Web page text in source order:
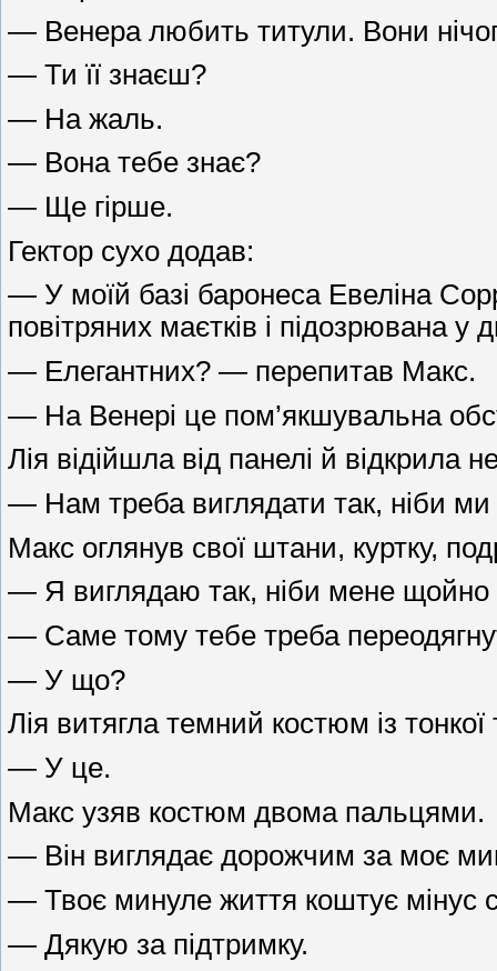
— Венера любить титули. Вони
— Ти її знаєш?
— На жаль.
— Вона тебе знає?
— Ще гірше.
Гектор сухо додав:
— У моїй базі баронеса Евеліна
повітряних маєтків і підозрювана у
— Елегантних? — перепитав Макс.
— На Венері це пом’якшувальна
Лія відійшла від панелі й відкрила
— Нам треба виглядати так, ніби ми
Макс оглянув свої штани, куртку,
— Я виглядаю так, ніби мене щойно
— Саме тому тебе треба
— У що?
Лія витягла темний костюм із
— У це.
Макс узяв костюм двома пальцями.
— Він виглядає дорожчим за моє
— Твоє минуле життя коштує мінус
— Дякую за підтримку.